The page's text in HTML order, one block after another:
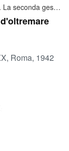
Teneo te Africa. La seconda gesta d'oltremare
Roma, 1942